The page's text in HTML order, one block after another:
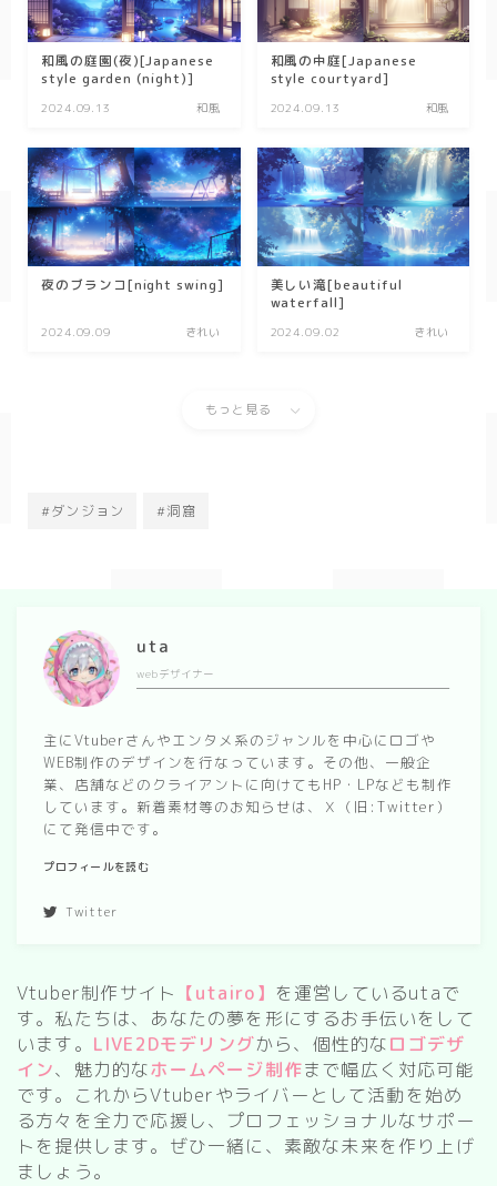
和風の庭園(夜)[Japanese
style garden (night)]
2024.09.13 和風
和風の中庭[Japanese
style courtyard]
2024.09.13 和風
夜のブランコ[night swing]
2024.09.09 きれい
美しい滝[beautiful
waterfall]
2024.09.02 きれい
もっと見る
#ダンジョン #洞窟
uta
webデザイナー
主にVtuberさんやエンタメ系のジャンルを中心にロゴや
WEB制作のデザインを行なっています。その他、一般企
業、店舗などのクライアントに向けてもHP・LPなども制作
しています。新着素材等のお知らせは、Ｘ（旧:Twitter）
にて発信中です。
プロフィールを読む
Twitter
Vtuber制作サイト 【utairo】 を運営しているutaで
す。私たちは、あなたの夢を形にするお手伝いをして
います。 LIVE2Dモデリングから、個性的なロゴデザ
イン、魅力的なホームページ制作まで幅広く対応可能
です。これからVtuberやライバーとして活動を始め
る方々を全力で応援し、プロフェッショナルなサポー
トを提供します。ぜひ一緒に、素敵な未来を作り上げ
ましょう。